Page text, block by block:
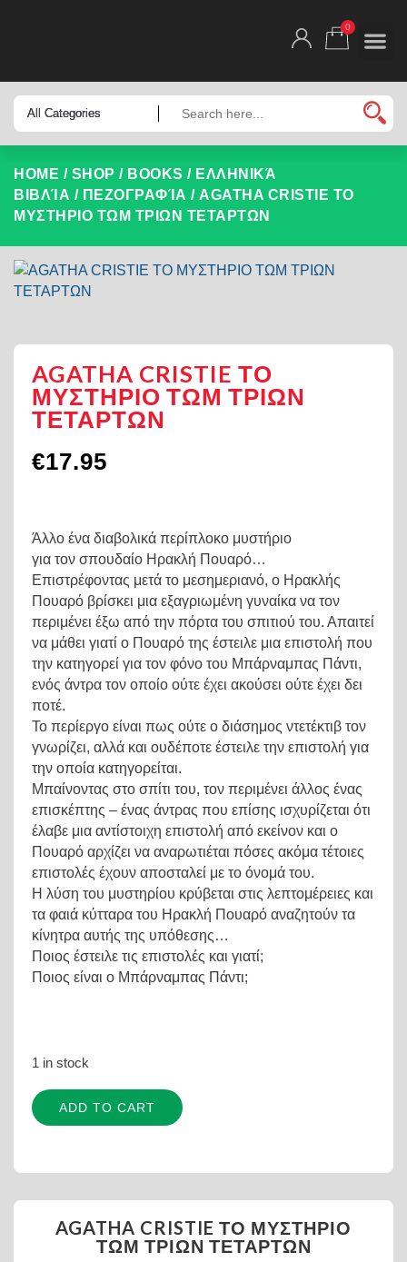
0
HOME / SHOP / BOOKS / ΕΛΛΗΝΙΚΆ
ΒΙΒΛΊΑ / ΠΕΖΟΓΡΑΦΊΑ / AGATHA CRISTIE ΤΟ
ΜΥΣΤΗΡΙΟ ΤΩΜ ΤΡΙΩΝ ΤΕΤΑΡΤΩΝ
AGATHA CRISTIE ΤΟ
ΜΥΣΤΗΡΙΟ ΤΩΜ ΤΡΙΩΝ
ΤΕΤΑΡΤΩΝ
€17.95
Άλλο ένα διαβολικά περίπλοκο μυστήριο
για τον σπουδαίο Ηρακλή Πουαρό…
Επιστρέφοντας μετά το μεσημεριανό, ο Ηρακλής
Πουαρό βρίσκει μια εξαγριωμένη γυναίκα να τον
περιμένει έξω από την πόρτα του σπιτιού του. Απαιτεί
να μάθει γιατί ο Πουαρό της έστειλε μια επιστολή που
την κατηγορεί για τον φόνο του Μπάρναμπας Πάντι,
ενός άντρα τον οποίο ούτε έχει ακούσει ούτε έχει δει
ποτέ.
Το περίεργο είναι πως ούτε ο διάσημος ντετέκτιβ τον
γνωρίζει, αλλά και ουδέποτε έστειλε την επιστολή για
την οποία κατηγορείται.
Μπαίνοντας στο σπίτι του, τον περιμένει άλλος ένας
επισκέπτης – ένας άντρας που επίσης ισχυρίζεται ότι
έλαβε μια αντίστοιχη επιστολή από εκείνον και ο
Πουαρό αρχίζει να αναρωτιέται πόσες ακόμα τέτοιες
επιστολές έχουν αποσταλεί με το όνομά του.
Η λύση του μυστηρίου κρύβεται στις λεπτομέρειες και
τα φαιά κύτταρα του Ηρακλή Πουαρό αναζητούν τα
κίνητρα αυτής της υπόθεσης…
Ποιος έστειλε τις επιστολές και γιατί;
Ποιος είναι ο Μπάρναμπας Πάντι;
1 in stock
ADD TO CART
AGATHA CRISTIE ΤΟ ΜΥΣΤΗΡΙΟ
ΤΩΜ ΤΡΙΩΝ ΤΕΤΑΡΤΩΝ